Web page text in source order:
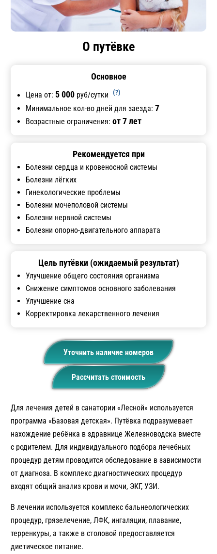
О путёвке
Основное
Цена от:5 000 руб/сутки (?)
Минимальное кол-во дней для заезда:7
Возрастные ограничения:от 7 лет
Рекомендуется при
Болезни сердца и кровеносной системы
Болезни лёгких
Гинекологические проблемы
Болезни мочеполовой системы
Болезни нервной системы
Болезни опорно-двигательного аппарата
Цель путёвки (ожидаемый результат)
Улучшение общего состояния организма
Снижение симптомов основного заболевания
Улучшение сна
Корректировка лекарственного лечения
Уточнить наличие номеров
Рассчитать стоимость
Для лечения детей в санатории «Лесной» используется
программа «Базовая детская». Путёвка подразумевает
нахождение ребёнка в здравнице Железноводска вместе
с родителем. Для индивидуального подбора лечебных
процедур детям проводится обследование в зависимости
от диагноза. В комплекс диагностических процедур
входят общий анализ крови и мочи, ЭКГ, УЗИ.
В лечении используется комплекс бальнеологических
процедур, грязелечение, ЛФК, ингаляции, плавание,
терренкуры, а также в столовой предоставляется
диетическое питание.